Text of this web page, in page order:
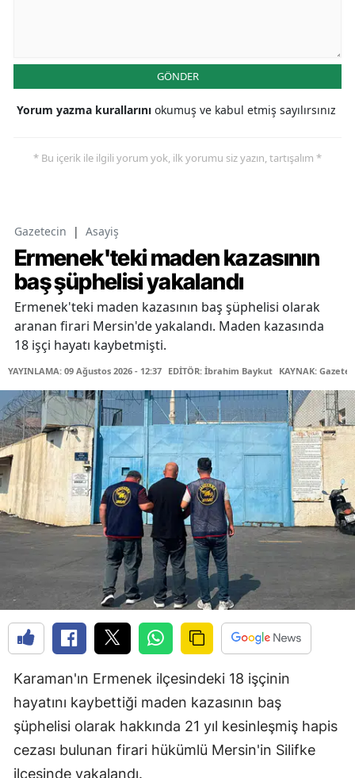
GÖNDER
Yorum yazma kurallarını okumuş ve kabul etmiş sayılırsınız
* Bu içerik ile ilgili yorum yok, ilk yorumu siz yazın, tartışalım *
Gazetecin | Asayiş
Ermenek'teki maden kazasının
baş şüphelisi yakalandı
Ermenek'teki maden kazasının baş şüphelisi olarak
aranan firari Mersin'de yakalandı. Maden kazasında
18 işçi hayatı kaybetmişti.
YAYINLAMA: 09 Ağustos 2026 - 12:37 EDİTÖR: İbrahim Baykut KAYNAK:
Karaman'ın Ermenek ilçesindeki 18 işçinin
hayatını kaybettiği maden kazasının baş
şüphelisi olarak hakkında 21 yıl kesinleşmiş hapis
cezası bulunan firari hükümlü Mersin'in Silifke
ilçesinde yakalandı.